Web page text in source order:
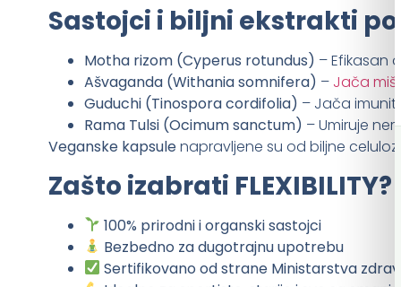
Sastojci i biljni ekstrakti po
Motha rizom (Cyperus rotundus) – Efikasan
Ašvaganda (Withania somnifera) – Jača
Guduchi (Tinospora cordifolia) – Jača
Rama Tulsi (Ocimum sanctum) – Umiruje
Veganske kapsulenapravljene su od biljne
Zašto izabrati FLEXIBILITY?
100% prirodni i organski sastojci
Bezbedno za dugotrajnu upotrebu
Sertifikovano od strane Ministarstva